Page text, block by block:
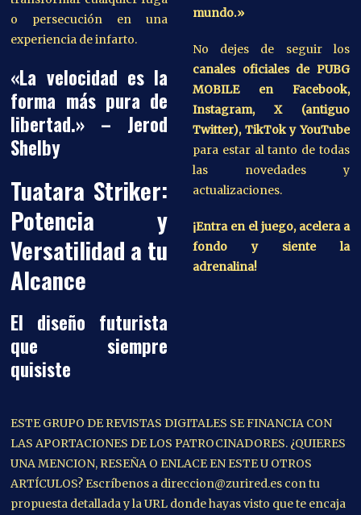
o persecución en una
experiencia de infarto.
«La velocidad es la
forma más pura de
libertad.» – Jerod
Shelby
Tuatara Striker:
Potencia y
Versatilidad a tu
Alcance
El diseño futurista
que siempre
quisiste
mundo.»
No dejes de seguir los
canales oficiales de PUBG
MOBILE en Facebook,
Instagram, X (antiguo
Twitter), TikTok y YouTube
para estar al tanto de todas
las novedades y
actualizaciones.
¡Entra en el juego, acelera a
fondo y siente la
adrenalina!
ESTE GRUPO DE REVISTAS DIGITALES SE FINANCIA CON
LAS APORTACIONES DE LOS PATROCINADORES. ¿QUIERES
UNA MENCION, RESEÑA O ENLACE EN ESTE U OTROS
ARTÍCULOS? Escríbenos a direccion@zurired.es con tu
propuesta detallada y la URL donde hayas visto que te encaja